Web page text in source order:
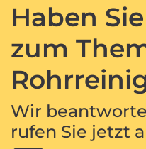
Haben
zum
Wir
rufen Sie jetzt